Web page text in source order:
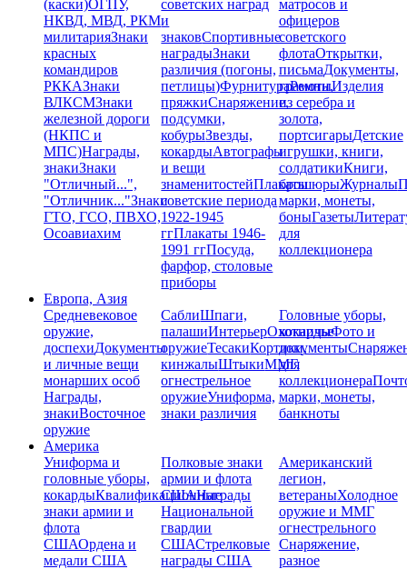
(каски)ОГПУ,
НКВД, МВД, РКМ
милитарияЗнаки
красных
командиров
РККАЗнаки
ВЛКСМЗнаки
железной дороги
(НКПС и
МПС)Награды,
знакиЗнаки
"Отличный...",
"Отличник..."Знаки
ГТО, ГСО, ПВХО,
Осоавиахим
советских наград
и
знаковСпортивные
наградыЗнаки
различия (погоны,
петлицы)ФурнитураРемни,
пряжкиСнаряжение,
подсумки,
кобурыЗвезды,
кокардыАвтографы
и вещи
знаменитостейПлакаты
советские периода
1922-1945
ггПлакаты 1946-
1991 ггПосуда,
фарфор, столовые
приборы
матросов и
офицеров
советского
флотаОткрытки,
письмаДокументы,
грамотыИзделия
из серебра и
золота,
портсигарыДетские
игрушки, книги,
солдатикиКниги,
брошюрыЖурналы
марки, монеты,
боныГазеты
для
коллекционера
Европа, Азия
Средневековое
оружие,
доспехиДокументы
и личные вещи
монарших особ
Награды,
знакиВосточное
оружие
СаблиШпаги,
палашиИнтерьерОхотничье
оружиеТесакиКортики,
кинжалыШтыкиММГ,
огнестрельное
оружиеУниформа,
знаки различия
Головные уборы,
кокардыФото и
документы
для
коллекционера
марки, монеты,
банкноты
Америка
Униформа и
головные уборы,
кокардыКвалификационные
знаки армии и
флота
СШАОрдена и
медали США
Полковые знаки
армии и флота
СШАНаграды
Национальной
гвардии
СШАСтрелковые
награды США
Американский
легион,
ветераныХолодное
оружие и ММГ
огнестрельного
Снаряжение,
разное